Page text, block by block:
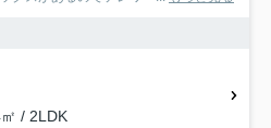
/ 2LDK